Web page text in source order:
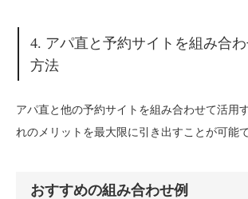
4. アパ直と予約サイトを組み合
方法
アパ直と他の予約サイトを組み合わせて活用
れのメリットを最大限に引き出すことが可能で
おすすめの組み合わせ例